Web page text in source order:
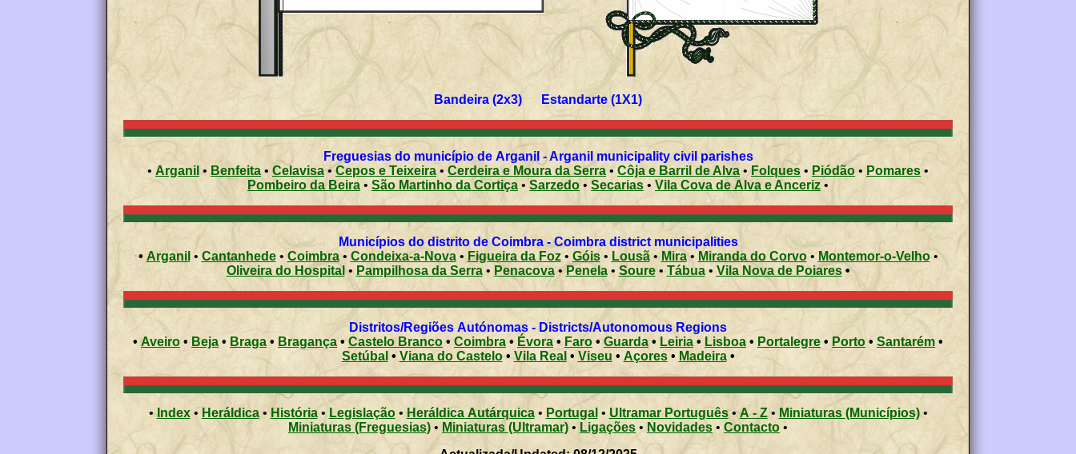
Bandeira (2x3) Estandarte (1X1)
Freguesias do município de Arganil - Arganil municipality civil parishes
• Arganil • Benfeita • Celavisa •Cepos e Teixeira • Cerdeira e Moura da Serra • Côja e Barril de Alva • Folques • Piódão • Pomares •
Pombeiro da Beira • São Martinho da Cortiça • Sarzedo • Secarias • Vila Cova de Alva e Anceriz •
Municípios do distrito de Coimbra - Coimbra district municipalities
• Arganil • Cantanhede• Coimbra• Condeixa-a-Nova• Figueira da Foz• Góis• Lousã• Mira• Miranda do Corvo•Montemor-o-Velho•
Oliveira do Hospital • Pampilhosa da Serra• Penacova•Penela• Soure•Tábua• Vila Nova de Poiares•
Distritos/Regiões Autónomas - Districts/Autonomous Regions
• Aveiro • Beja • Braga• Bragança • Castelo Branco • Coimbra • Évora•Faro • Guarda • Leiria • Lisboa • Portalegre• Porto• Santarém •
Setúbal • Viana do Castelo•Vila Real • Viseu • Açores • Madeira •
•Index• Heráldica• História • Legislação • Heráldica Autárquica• Portugal • Ultramar Português•A - Z• Miniaturas (Municípios)•
Miniaturas (Freguesias) • Miniaturas (Ultramar) • Ligações • Novidades • Contacto •